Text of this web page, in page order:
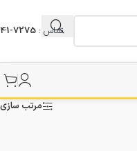
تماس : 7275-041
مرتب سازی